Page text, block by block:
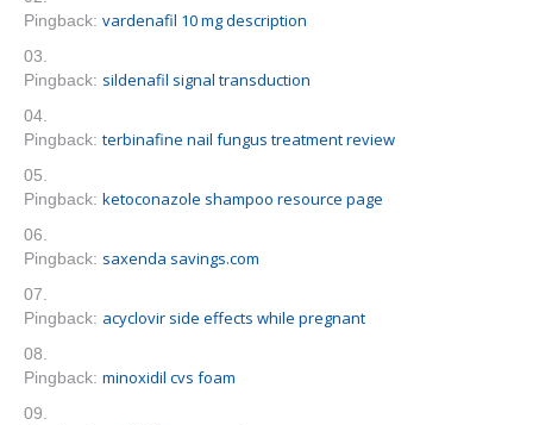
Pingback: vardenafil 10 mg description
Pingback: sildenafil signal transduction
Pingback: terbinafine nail fungus treatment review
Pingback: ketoconazole shampoo resource page
Pingback: saxenda savings.com
Pingback: acyclovir side effects while pregnant
Pingback: minoxidil cvs foam